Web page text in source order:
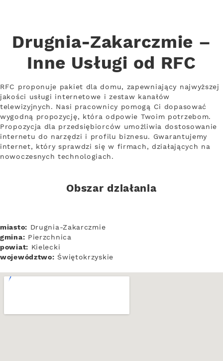
Drugnia-Zakarczmie –
Inne Usługi od RFC
RFC proponuje pakiet dla domu, zapewniający najwyższej
jakości usługi internetowe i zestaw kanałów
telewizyjnych. Nasi pracownicy pomogą Ci dopasować
wygodną propozycję, która odpowie Twoim potrzebom.
Propozycja dla przedsiębiorców umożliwia dostosowanie
internetu do narzędzi i profilu biznesu. Gwarantujemy
internet, który sprawdzi się w firmach, działających na
nowoczesnych technologiach.
Obszar działania
miasto: Drugnia-Zakarczmie
gmina: Pierzchnica
powiat: Kielecki
województwo: Świętokrzyskie